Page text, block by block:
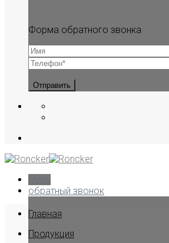
Форма обратного звонка
обратный звонок
Главная
Продукция